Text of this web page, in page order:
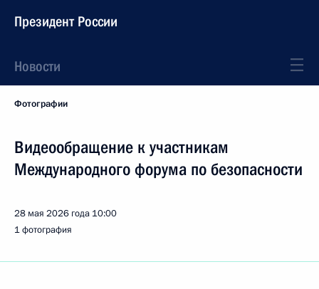
Президент России
Новости
Фотографии
Видеообращение к участникам
Международного форума по безопасности
28 мая 2026 года 10:00
1 фотография